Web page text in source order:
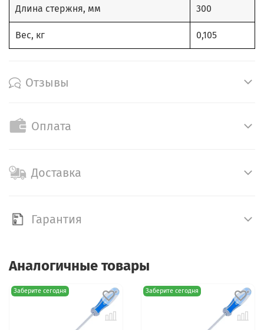
Длина стержня, мм 300
Вес, кг 0,105
Отзывы
Оплата
Доставка
Гарантия
Аналогичные товары
Заберите сегодня Заберите сегодня